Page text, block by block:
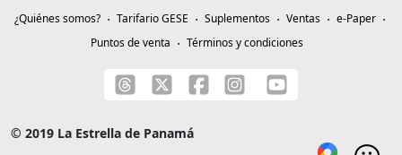
¿Quiénes somos? Tarifario GESE Suplementos Ventas
e-Paper
Puntos de venta
Términos y condiciones
© 2019 La Estrella de Panamá